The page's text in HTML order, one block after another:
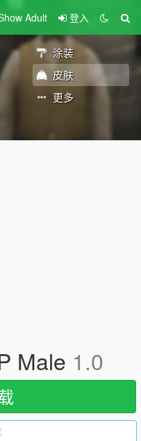
Adult 登入
涂装
皮肤
更多
Male 1.0